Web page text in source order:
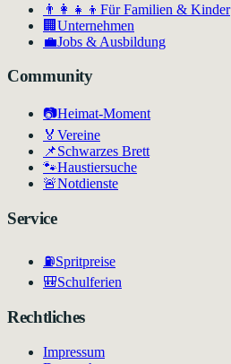
👨‍👩‍👧‍👦 Für Familien & Kinder
🏢 Unternehmen
💼Jobs & Ausbildung
Community
📷Heimat-Moment
🏅 Vereine
📌Schwarzes Brett
🐾Haustiersuche
🚨Notdienste
Service
⛽Spritpreise
🎒Schulferien
Rechtliches
Impressum